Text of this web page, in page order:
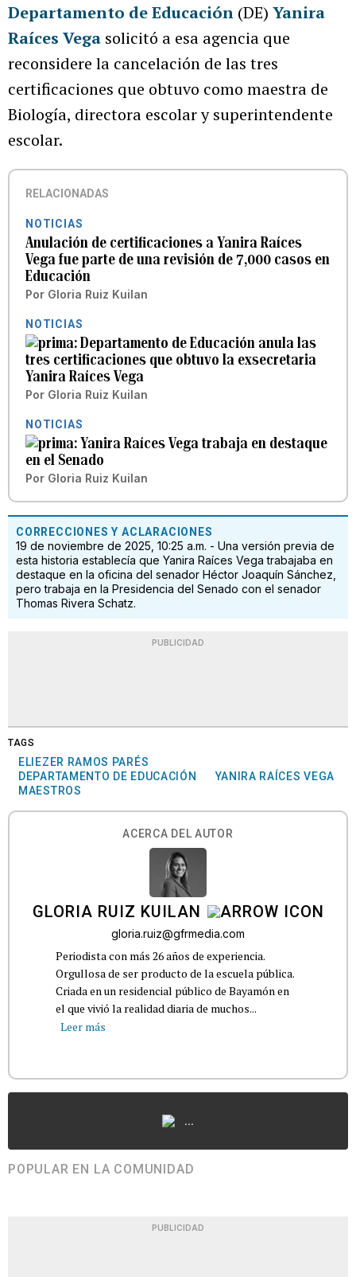
Departamento de Educación (DE) Yanira
Raíces Vega solicitó a esa agencia que
reconsidere la cancelación de las tres
certificaciones que obtuvo como maestra de
Biología, directora escolar y superintendente
escolar.
RELACIONADAS
NOTICIAS
Anulación de certificaciones a Yanira Raíces
Vega fue parte de una revisión de 7,000 casos en
Educación
Por Gloria Ruiz Kuilan
NOTICIAS
Departamento de Educación anula las
tres certificaciones que obtuvo la exsecretaria
Yanira Raíces Vega
Por Gloria Ruiz Kuilan
NOTICIAS
Yanira Raíces Vega trabaja en destaque
en el Senado
Por Gloria Ruiz Kuilan
CORRECCIONES Y ACLARACIONES
19 de noviembre de 2025, 10:25 a.m. - Una versión previa de
esta historia establecía que Yanira Raíces Vega trabajaba en
destaque en la oficina del senador Héctor Joaquín Sánchez,
pero trabaja en la Presidencia del Senado con el senador
Thomas Rivera Schatz.
PUBLICIDAD
TAGS
ELIEZER RAMOS PARÉS
DEPARTAMENTO DE EDUCACIÓN
YANIRA RAÍCES VEGA
MAESTROS
ACERCA DEL AUTOR
GLORIA RUIZ KUILAN
gloria.ruiz@gfrmedia.com
Periodista con más 26 años de experiencia.
Orgullosa de ser producto de la escuela pública.
Criada en un residencial público de Bayamón en
el que vivió la realidad diaria de muchos...
Leer más
...
POPULAR EN LA COMUNIDAD
PUBLICIDAD